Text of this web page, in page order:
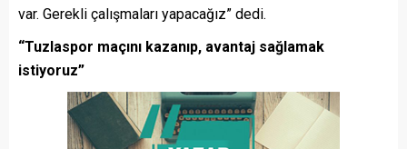
var. Gerekli çalışmaları yapacağız” dedi.
“Tuzlaspor maçını kazanıp, avantaj sağlamak
istiyoruz”